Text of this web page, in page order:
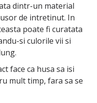
dintr-un material
de intretinut. In
poate fi curatata
si culorile vii si
face ca husa sa isi
mult timp, fara sa se